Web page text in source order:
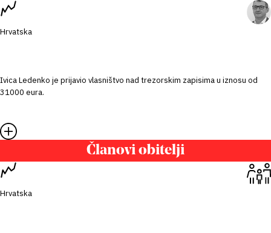
Hrvatska
Ivica Ledenko je prijavio vlasništvo nad trezorskim zapisima u iznosu od
31000 eura.
Članovi obitelji
Hrvatska